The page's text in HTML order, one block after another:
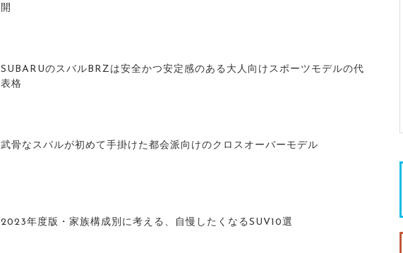
開
SUBARUのスバルBRZは安全かつ安定感のある大人向けスポーツモデルの代
表格
武骨なスバルが初めて手掛けた都会派向けのクロスオーバーモデル
2023年度版・家族構成別に考える、自慢したくなるSUV10選